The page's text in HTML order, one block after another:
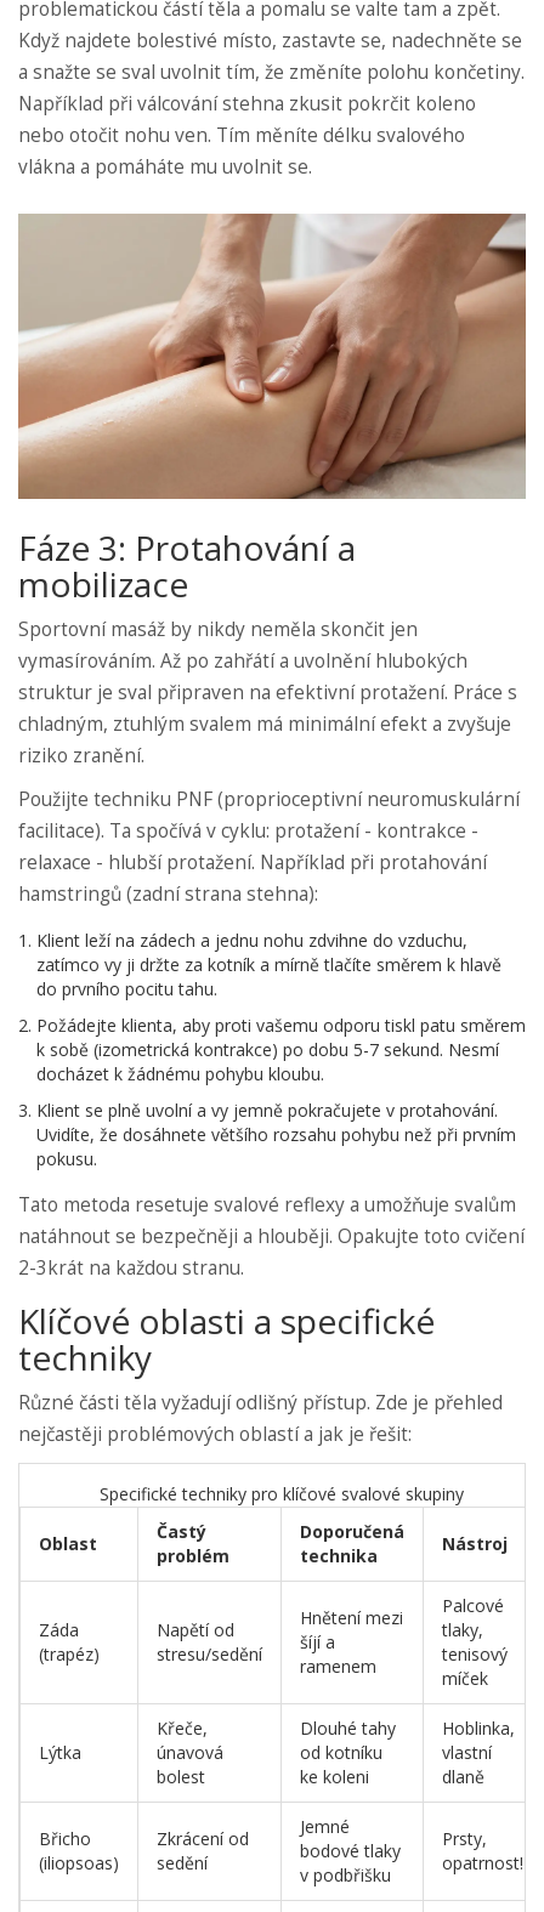
problematickou částí těla a pomalu se valte tam a zpět.
Když najdete bolestivé místo, zastavte se, nadechněte se
a snažte se sval uvolnit tím, že změníte polohu končetiny.
Například při válcování stehna zkusit pokrčit koleno
nebo otočit nohu ven. Tím měníte délku svalového
vlákna a pomáháte mu uvolnit se.
Fáze 3: Protahování a
mobilizace
Sportovní masáž by nikdy neměla skončit jen
vymasírováním. Až po zahřátí a uvolnění hlubokých
struktur je sval připraven na efektivní protažení. Práce s
chladným, ztuhlým svalem má minimální efekt a zvyšuje
riziko zranění.
Použijte techniku PNF (proprioceptivní neuromuskulární
facilitace). Ta spočívá v cyklu: protažení - kontrakce -
relaxace - hlubší protažení. Například při protahování
hamstringů (zadní strana stehna):
Klient leží na zádech a jednu nohu zdvihne do vzduchu,
zatímco vy ji držte za kotník a mírně tlačíte směrem k hlavě
do prvního pocitu tahu.
Požádejte klienta, aby proti vašemu odporu tiskl patu směrem
k sobě (izometrická kontrakce) po dobu 5-7 sekund. Nesmí
docházet k žádnému pohybu kloubu.
Klient se plně uvolní a vy jemně pokračujete v protahování.
Uvidíte, že dosáhnete většího rozsahu pohybu než při prvním
pokusu.
Tato metoda resetuje svalové reflexy a umožňuje svalům
natáhnout se bezpečněji a hlouběji. Opakujte toto cvičení
2-3krát na každou stranu.
Klíčové oblasti a specifické
techniky
Různé části těla vyžadují odlišný přístup. Zde je přehled
nejčastěji problémových oblastí a jak je řešit:
Specifické techniky pro klíčové svalové skupiny
Oblast
Častý
problém
Doporučená
technika
Nástroj
Záda
(trapéz)
Napětí od
stresu/sedění
Hnětení mezi
šíjí a
ramenem
Palcové
tlaky,
tenisový
míček
Lýtka
Křeče,
únavová
bolest
Dlouhé tahy
od kotníku
ke koleni
Hoblinka,
vlastní
dlaně
Břicho
(iliopsoas)
Zkrácení od
sedění
Jemné
bodové tlaky
v podbřišku
Prsty,
opatrnost!